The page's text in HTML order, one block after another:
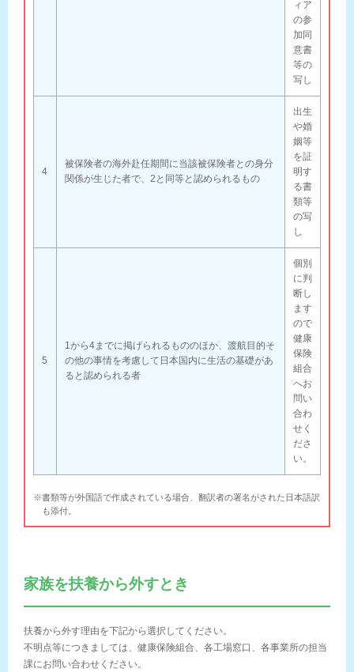
ィア
の参
加同
意書
等の
写し
4
被保険者の海外赴任期間に当該被保険者との身分
関係が生じた者で、2と同等と認められるもの
出生
や婚
姻等
を証
明す
る書
類等
の写
し
5
1から4までに掲げられるもののほか、渡航目的そ
の他の事情を考慮して日本国内に生活の基礎があ
ると認められる者
個別
に判
断し
ます
ので
健康
保険
組合
へお
問い
合わ
せく
ださ
い。
※書類等が外国語で作成されている場合、翻訳者の署名がされた日本語訳
も添付。
家族を扶養から外すとき
扶養から外す理由を下記から選択してください。
不明点等につきましては、健康保険組合、各工場窓口、各事業所の担当
課にお問い合わせください。